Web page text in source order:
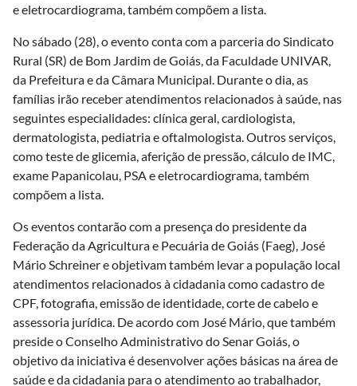
e eletrocardiograma, também compõem a lista.
No sábado (28), o evento conta com a parceria do Sindicato
Rural (SR) de Bom Jardim de Goiás, da Faculdade UNIVAR,
da Prefeitura e da Câmara Municipal. Durante o dia, as
famílias irão receber atendimentos relacionados à saúde, nas
seguintes especialidades: clínica geral, cardiologista,
dermatologista, pediatria e oftalmologista. Outros serviços,
como teste de glicemia, aferição de pressão, cálculo de IMC,
exame Papanicolau, PSA e eletrocardiograma, também
compõem a lista.
Os eventos contarão com a presença do presidente da
Federação da Agricultura e Pecuária de Goiás (Faeg), José
Mário Schreiner e objetivam também levar a população local
atendimentos relacionados à cidadania como cadastro de
CPF, fotografia, emissão de identidade, corte de cabelo e
assessoria jurídica. De acordo com José Mário, que também
preside o Conselho Administrativo do Senar Goiás, o
objetivo da iniciativa é desenvolver ações básicas na área de
saúde e da cidadania para o atendimento ao trabalhador,